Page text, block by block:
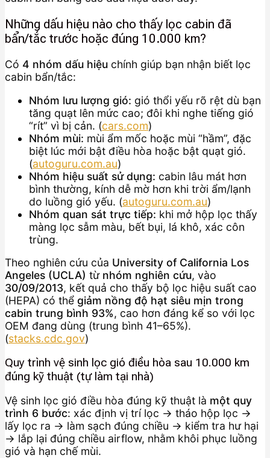
Những dấu hiệu nào cho thấy lọc cabin đã
bẩn/tắc trước hoặc đúng 10.000 km?
Có 4 nhóm dấu hiệu chính giúp bạn nhận biết lọc
cabin bẩn/tắc:
Nhóm lưu lượng gió: gió thổi yếu rõ rệt dù bạn
tăng quạt lên mức cao; đôi khi nghe tiếng gió
“rít” vì bị cản. (cars.com)
Nhóm mùi: mùi ẩm mốc hoặc mùi “hầm”, đặc
biệt lúc mới bật điều hòa hoặc bật quạt gió.
(autoguru.com.au)
Nhóm hiệu suất sử dụng: cabin lâu mát hơn
bình thường, kính dễ mờ hơn khi trời ẩm/lạnh
do luồng gió yếu. (autoguru.com.au)
Nhóm quan sát trực tiếp: khi mở hộp lọc thấy
màng lọc sẫm màu, bết bụi, lá khô, xác côn
trùng.
Theo nghiên cứu của University of California Los
Angeles (UCLA) từ nhóm nghiên cứu, vào
30/09/2013, kết quả cho thấy bộ lọc hiệu suất cao
(HEPA) có thể giảm nồng độ hạt siêu mịn trong
cabin trung bình 93%, cao hơn đáng kể so với lọc
OEM đang dùng (trung bình 41–65%).
(stacks.cdc.gov)
Quy trình vệ sinh lọc gió điều hòa sau 10.000 km
đúng kỹ thuật (tự làm tại nhà)
Vệ sinh lọc gió điều hòa đúng kỹ thuật là một quy
trình 6 bước: xác định vị trí lọc → tháo hộp lọc →
lấy lọc ra → làm sạch đúng chiều → kiểm tra hư hại
→ lắp lại đúng chiều airflow, nhằm khôi phục luồng
gió và hạn chế mùi.